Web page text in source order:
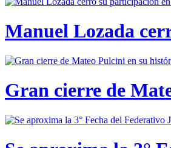
Manuel Lozada
Gran cierre de